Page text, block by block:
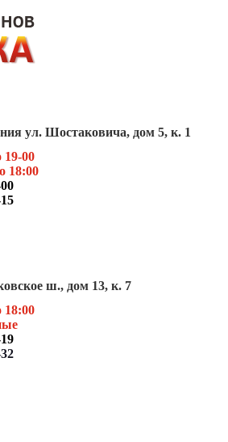
ул. Шостаковича, дом 5, к. 1
19-00
18:00
ш., дом 13, к. 7
18:00